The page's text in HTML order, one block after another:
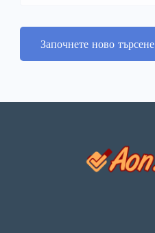
Започнете ново търсене